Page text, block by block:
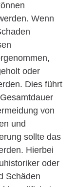
Wenn
oder
Dies führt
von
und
sollte das
Hierbei
oder
Schäden